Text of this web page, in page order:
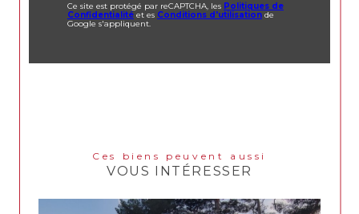
Ce site est protégé par reCAPTCHA, les Politiques de
Confidentialité et es Conditions d'utilisation de
Google s'appliquent.
Ces biens peuvent aussi
VOUS INTÉRESSER